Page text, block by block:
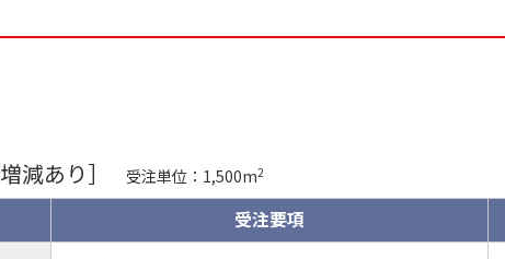
減あり］ 受注単位：1,500m2
受注要項